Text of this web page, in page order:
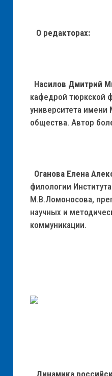
О редакторах:
Насилов Дмитрий
кафедрой тюркской
университета имени
общества. Автор
Оганова Елена
филологии
М.В.Ломоносова,
научных и
коммуникации.
Динамика